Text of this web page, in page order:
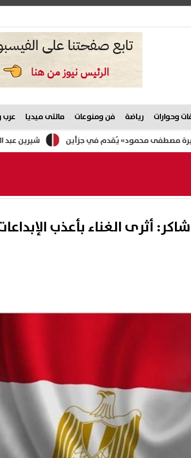
وحوارات رياضة فن ومنوعات مالتى ميديا عرب
شيرين عبد الوهاب محمود» يُقدم في جزأين
أثرى الغناء بأعذب